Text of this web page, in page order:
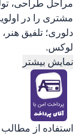
مراحل طراحی،
مشتری را در
دلوری؛ تلفیق
لوکس.
نمایش بیشتر
استفاده از